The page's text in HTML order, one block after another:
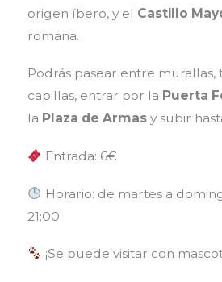
origen íbero, y el Castillo
romana.
Podrás pasear entre murallas,
capillas, entrar por la Puerta
la Plaza de Armasy subir
Entrada: 6€
Horario: de martes a
21:00
¡Se puede visitar con